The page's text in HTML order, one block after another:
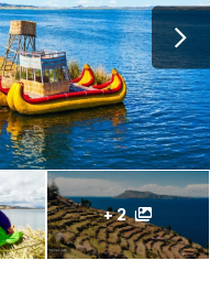
+ 2